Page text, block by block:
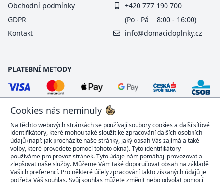
Cookies nás neminuly
Na těchto webových stránkách se používají soubory cookies a další síťové
identifikátory, které mohou také sloužit ke zpracování dalších osobních
údajů (např. jak procházíte naše stránky, jaký obsah Vás zajímá a také
volby, které provedete pomocí tohoto okna). Tyto identifikátory
používáme pro provoz stránek. Tyto údaje nám pomáhají provozovat a
zlepšovat naše služby. Můžeme Vám také doporučovat obsah na základě
Vašich preferencí. Pro některé účely zpracování takto získaných údajů je
potřeba Váš souhlas. Svůj souhlas můžete změnit nebo odvolat pomocí
Obchodní podmínky
GDPR
Kontakt
+420 777 190 700
(Po - Pá 8:00 - 16:00)
info@domacidoplnky.cz
PLATEBNÍ METODY
DOPRAVCI